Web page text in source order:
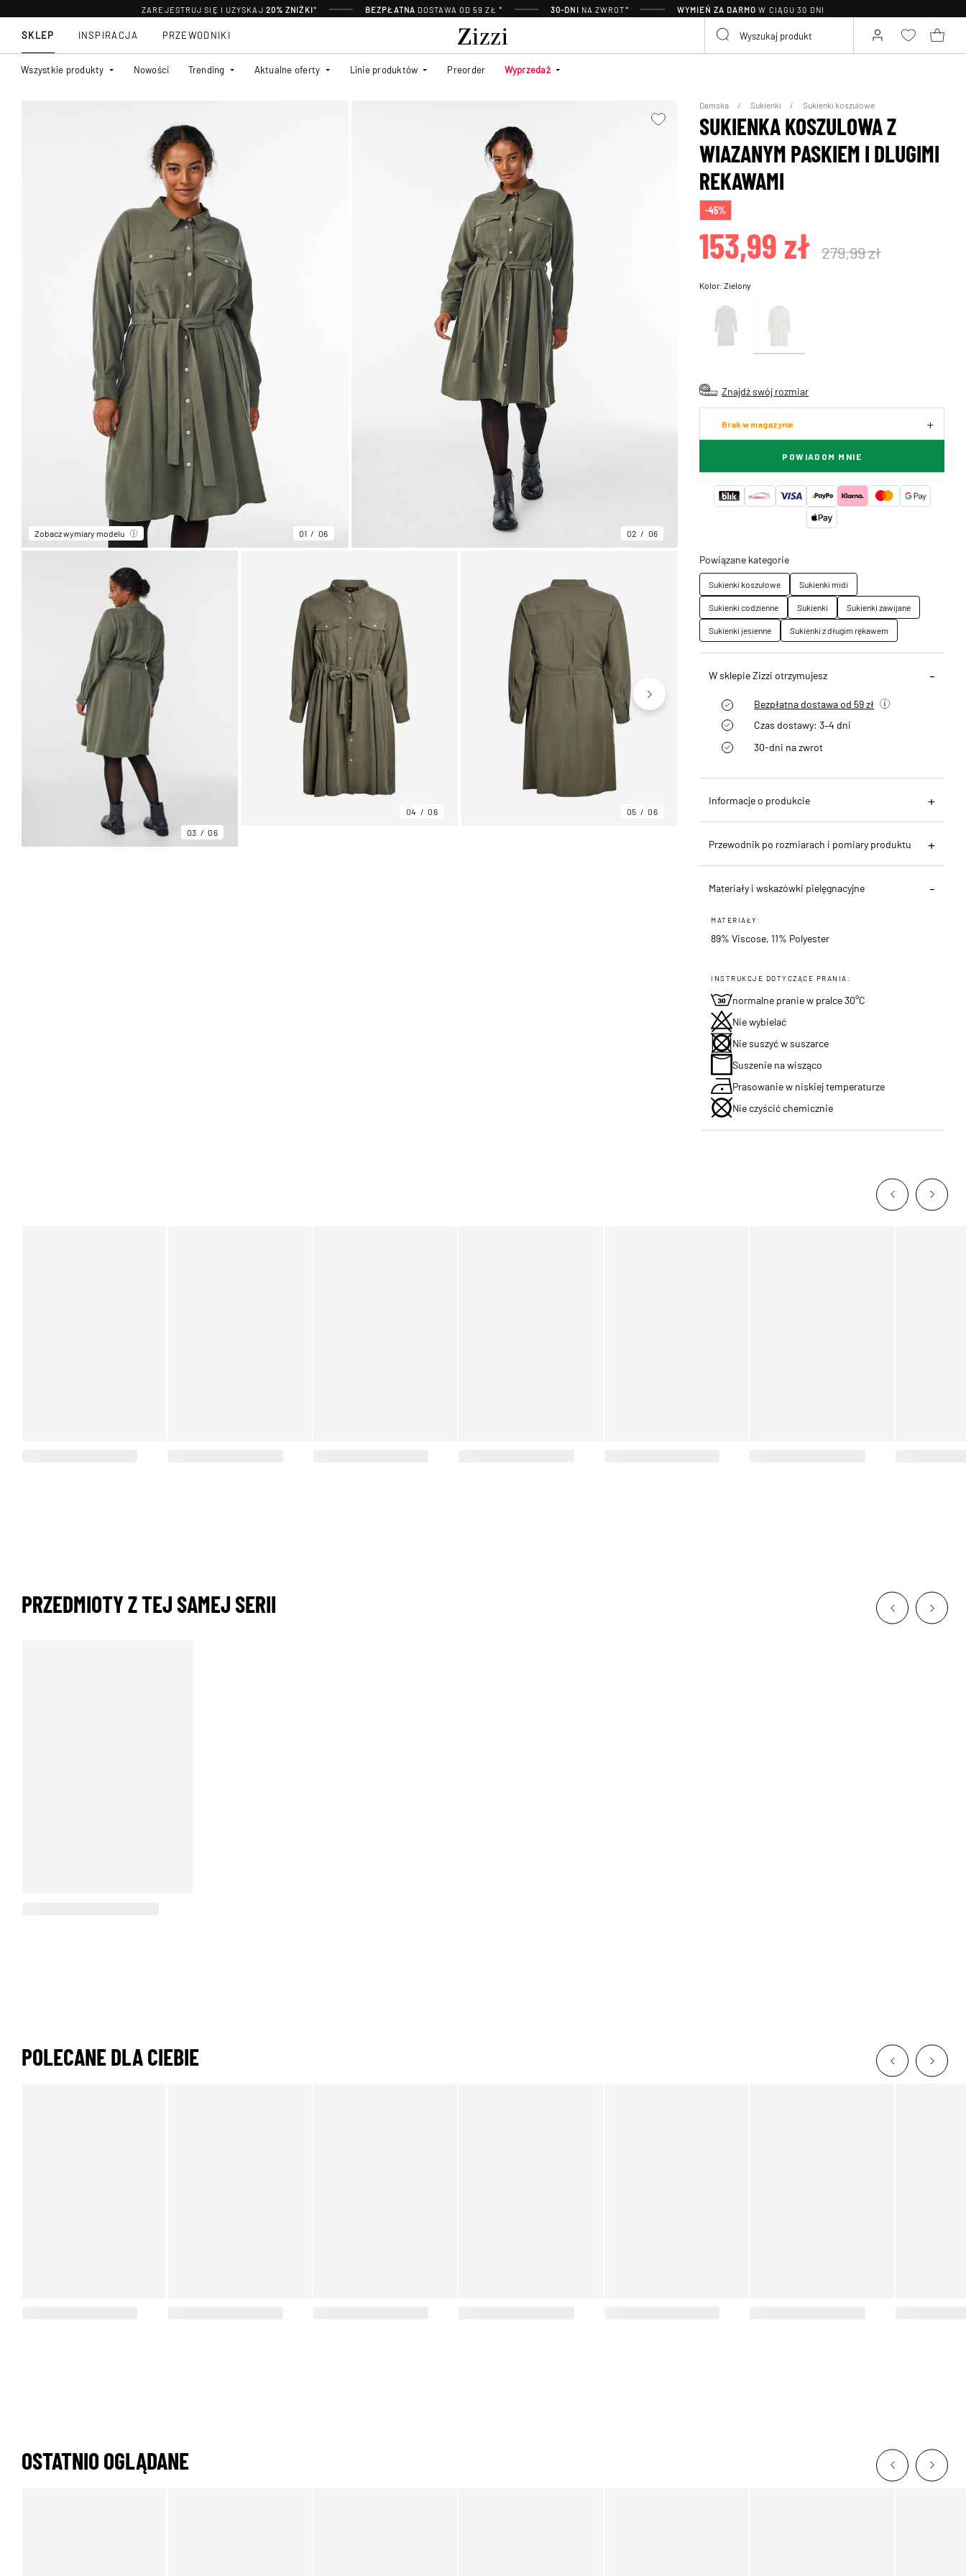
ZAREJESTRUJ SIĘ I UZYSKAJ 20% ZNIŻKI* BEZPŁATNA DOSTAWA OD 59 ZŁ * 30-DNI NA ZWROT* WYMIEŃ ZA DARMO W CIĄGU 30 DNI
SKLEP
Wszystkie produkty Nowości Trending Aktualne oferty Linie produktów Preorder Wyprzedaż
INSPIRACJA PRZEWODNIKI
Zobacz wymiary modelu 01 06 02 06
03 06
04 06 05 06
Damska Sukienki Sukienki koszulowe
SUKIENKA KOSZULOWA Z
WIAZANYM PASKIEM I DLUGIMI
REKAWAMI
-45%
153,99 zł 279,99 zł
Kolor:Zielony
Znajdź swój rozmiar
Brak w magazynie
POWIADOM MNIE
Powiązane kategorie
Sukienki koszulowe
Sukienki midi
Sukienki codzienne
Sukienki
Sukienki zawijane
Sukienki jesienne
Sukienki z długim rękawem
W sklepie Zizzi otrzymujesz
Bezpłatna dostawa od 59 zł
Czas dostawy: 3–4 dni
30-dni na zwrot
Informacje o produkcie
Przewodnik po rozmiarach i pomiary produktu
Materiały i wskazówki pielęgnacyjne
MATERIAŁY:
89% Viscose, 11% Polyester
INSTRUKCJE DOTYCZĄCE PRANIA:
normalne pranie w pralce 30°C
Nie wybielać
Nie suszyć w suszarce
Suszenie na wisząco
Prasowanie w niskiej temperaturze
Nie czyścić chemicznie
PRZEDMIOTY Z TEJ SAMEJ SERII
POLECANE DLA CIEBIE
OSTATNIO OGLĄDANE